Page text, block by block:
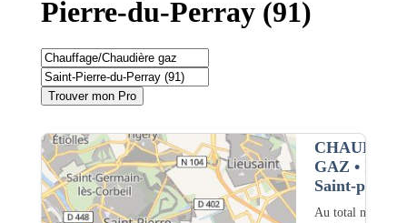
Pierre-du-Perray (91)
Trouver mon Pro
GAZ •
Saint-
Au total nous